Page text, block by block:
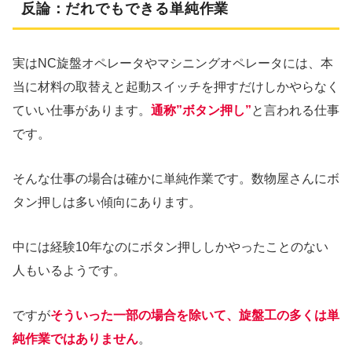
反論：だれでもできる単純作業
実はNC旋盤オペレータやマシニングオペレータには、本
当に材料の取替えと起動スイッチを押すだけしかやらなく
ていい仕事があります。 通称”ボタン押し”と言われる仕事
です。
そんな仕事の場合は確かに単純作業です。数物屋さんにボ
タン押しは多い傾向にあります。
中には経験10年なのにボタン押ししかやったことのない
人もいるようです。
ですがそういった一部の場合を除いて、旋盤工の多くは単
純作業ではありません。